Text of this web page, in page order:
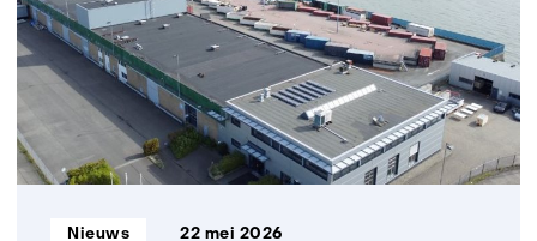
weerbaar
energiesysteem
op
de
Noordzee
Informatietype:
Nieuws 22 mei 2026